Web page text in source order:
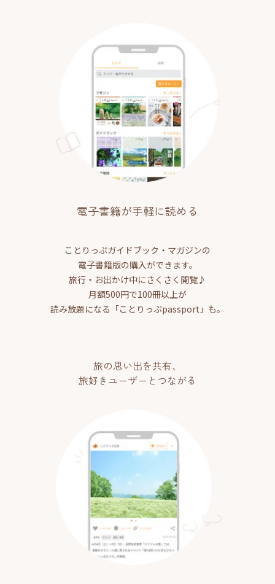
電子書籍が手軽に読める
ことりっぷガイドブック・マガジンの
電子書籍版の購入ができます。
旅行・お出かけ中にさくさく閲覧♪
月額500円で100冊以上が
読み放題になる「ことりっぷpassport」も。
旅の思い出を共有、
旅好きユーザーとつながる